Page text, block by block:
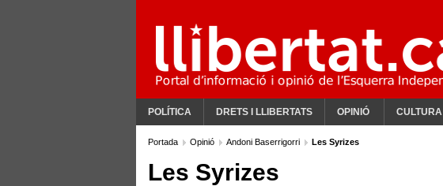
POLÍTICA DRETS I LLIBERTATS OPINIÓ CULTURA
Portada Opinió Andoni Baserrigorri Les Syrizes
Les Syrizes